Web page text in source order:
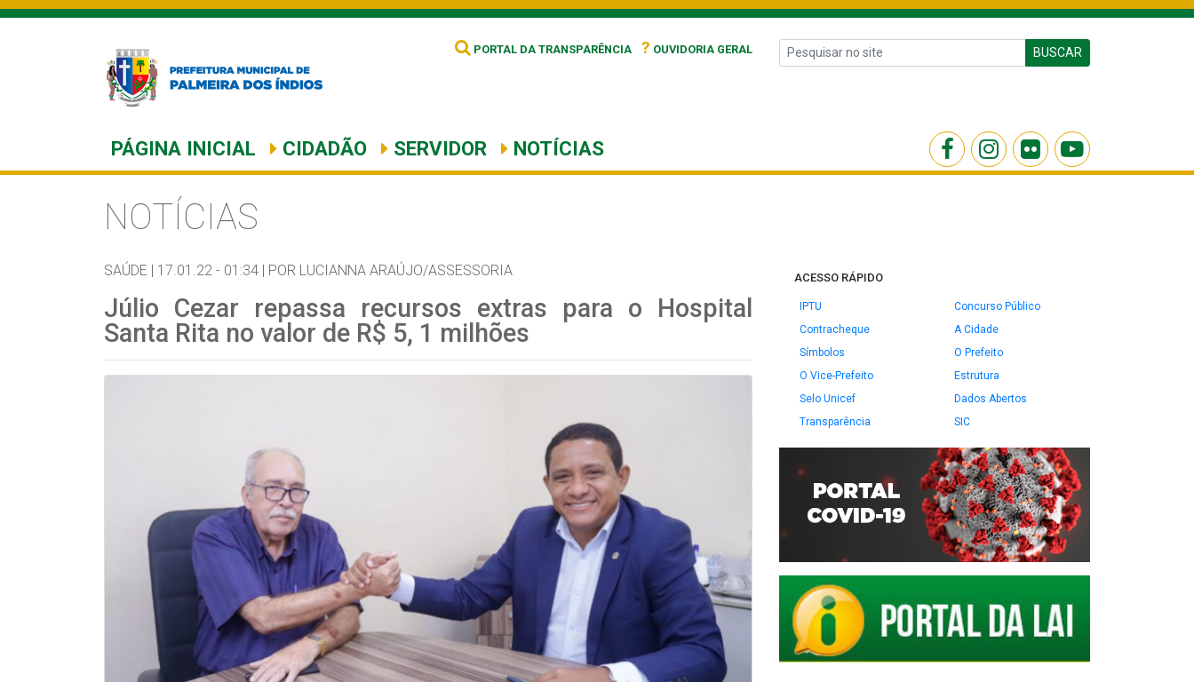
PORTAL DA TRANSPARÊNCIA ? OUVIDORIA GERAL BUSCAR
PÁGINA INICIAL CIDADÃO SERVIDOR NOTÍCIAS
NOTÍCIAS
SAÚDE | 17.01.22 - 01:34 | POR LUCIANNA ARAÚJO/ASSESSORIA
Júlio Cezar repassa recursos extras para o Hospital
Santa Rita no valor de R$ 5, 1 milhões
ACESSO RÁPIDO
IPTU
Concurso Público
Contracheque
A Cidade
Símbolos
O Prefeito
O Vice-Prefeito
Estrutura
Selo Unicef
Dados Abertos
Transparência
SIC